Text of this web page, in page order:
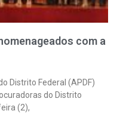
com a
Distrito Federal (APDF)
do Distrito
(2),